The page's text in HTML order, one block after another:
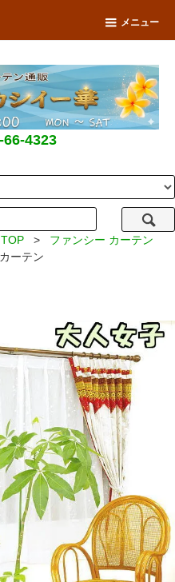
メニュー
4323
> ファンシー カーテン
ーテン